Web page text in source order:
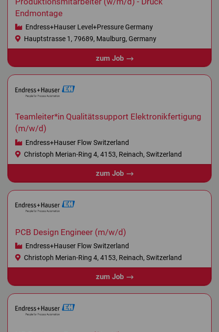
Endmontage
Endress+Hauser Level+Pressure Germany
Hauptstrasse 1, 79689, Maulburg, Germany
zum Job
Teamleiter*in Qualitätssupport Elektronikfertigung
(m/w/d)
Endress+Hauser Flow Switzerland
Christoph Merian-Ring 4, 4153, Reinach, Switzerland
zum Job
PCB Design Engineer (m/w/d)
Endress+Hauser Flow Switzerland
Christoph Merian-Ring 4, 4153, Reinach, Switzerland
zum Job